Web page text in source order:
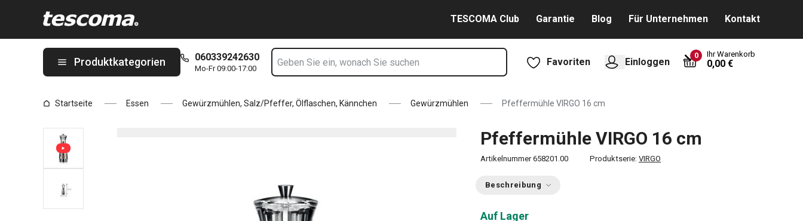
TESCOMA Club Garantie Blog Für Unternehmen Kontakt
Produktkategorien 060339242630
Mo-Fr 09:00-17:00
Favoriten Einloggen
0 Ihr Warenkorb
0,00 €
Startseite Essen Gewürzmühlen, Salz/Pfeffer, Ölflaschen, Kännchen Gewürzmühlen Pfeffermühle VIRGO 16 cm
Pfeffermühle VIRGO 16 cm
Artikelnummer 658201.00 Produktserie: VIRGO
Beschreibung
Auf Lager